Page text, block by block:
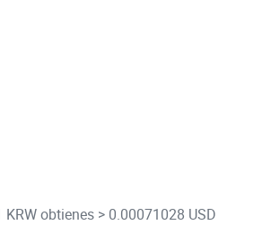
KRW obtienes > 0.00071028 USD